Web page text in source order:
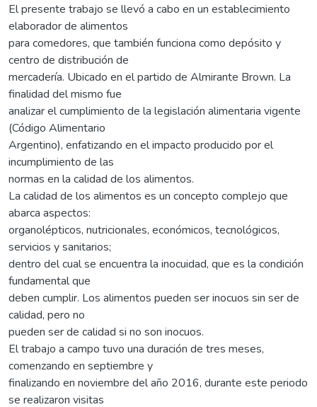
El presente trabajo se llevó a cabo en un establecimiento
elaborador de alimentos
para comedores, que también funciona como depósito y
centro de distribución de
mercadería. Ubicado en el partido de Almirante Brown. La
finalidad del mismo fue
analizar el cumplimiento de la legislación alimentaria vigente
(Código Alimentario
Argentino), enfatizando en el impacto producido por el
incumplimiento de las
normas en la calidad de los alimentos.
La calidad de los alimentos es un concepto complejo que
abarca aspectos:
organolépticos, nutricionales, económicos, tecnológicos,
servicios y sanitarios;
dentro del cual se encuentra la inocuidad, que es la condición
fundamental que
deben cumplir. Los alimentos pueden ser inocuos sin ser de
calidad, pero no
pueden ser de calidad si no son inocuos.
El trabajo a campo tuvo una duración de tres meses,
comenzando en septiembre y
finalizando en noviembre del año 2016, durante este periodo
se realizaron visitas